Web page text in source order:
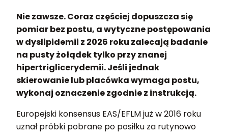
Nie zawsze. Coraz częściej dopuszcza się
pomiar bez postu, a wytyczne postępowania
w dyslipidemii z 2026 roku zalecają badanie
na pusty żołądek tylko przy znanej
hipertriglicerydemii. Jeśli jednak
skierowanie lub placówka wymaga postu,
wykonaj oznaczenie zgodnie z instrukcją.
Europejski konsensus EAS/EFLM już w 2016 roku
uznał próbki pobrane po posiłku za rutynowo